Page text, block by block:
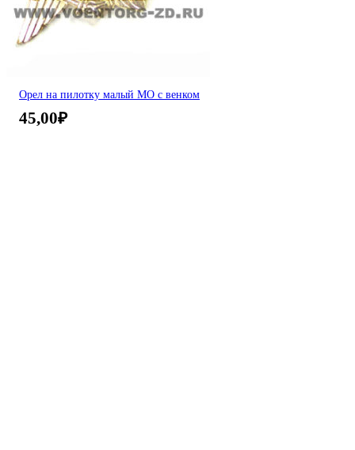
Орел на пилотку малый МО с венком
45,00₽